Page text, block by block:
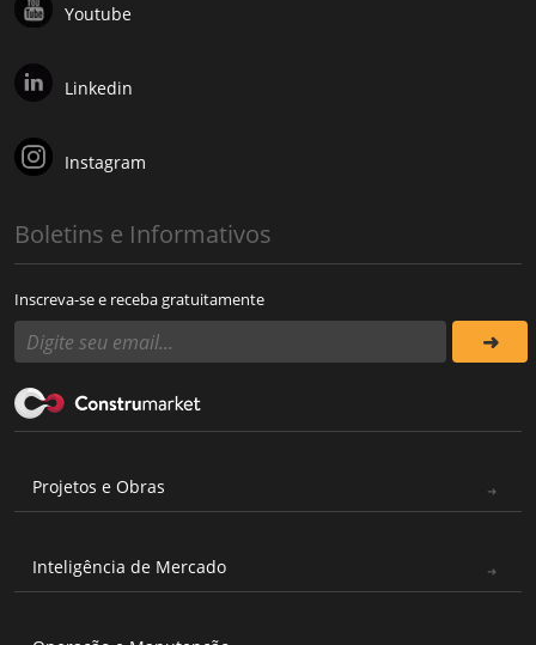
Youtube
Linkedin
Instagram
Boletins e Informativos
Inscreva-se e receba gratuitamente
Projetos e Obras
Inteligência de Mercado